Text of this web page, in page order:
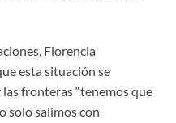
Florencia
esta situación se
fronteras “tenemos que
solo salimos con